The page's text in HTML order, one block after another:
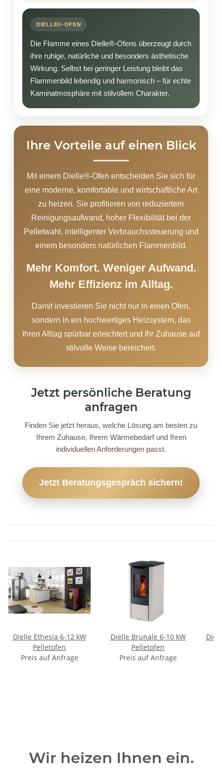
DIELLE®-OFEN
Die Flamme eines Dielle®-Ofens überzeugt durch
ihre ruhige, natürliche und besonders ästhetische
Wirkung. Selbst bei geringer Leistung bleibt das
Flammenbild lebendig und harmonisch – für echte
Kaminatmosphäre mit stilvollem Charakter.
Ihre Vorteile auf einen Blick
Mit einem Dielle®-Ofen entscheiden Sie sich für
eine moderne, komfortable und wirtschaftliche Art
zu heizen. Sie profitieren von reduziertem
Reinigungsaufwand, hoher Flexibilität bei der
Pelletwahl, intelligenter Verbrauchssteuerung und
einem besonders natürlichen Flammenbild.
Mehr Komfort. Weniger Aufwand.
Mehr Effizienz im Alltag.
Damit investieren Sie nicht nur in einen Ofen,
sondern in ein hochwertiges Heizsystem, das
Ihren Alltag spürbar erleichtert und Ihr Zuhause auf
stilvolle Weise bereichert.
Jetzt persönliche Beratung
anfragen
Finden Sie jetzt heraus, welche Lösung am besten zu
Ihrem Zuhause, Ihrem Wärmebedarf und Ihren
individuellen Anforderungen passt.
Jetzt Beratungsgespräch sichern!
Dielle Ethesia 6-12 kW
Pelletofen
Preis auf Anfrage
Dielle Brunale 6-10 kW
Pelletofen
Preis auf Anfrage
Wir heizen Ihnen ein.